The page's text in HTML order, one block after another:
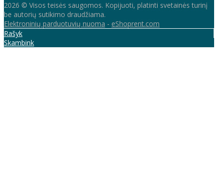
2026 © Visos teisės saugomos. Kopijuoti, platinti svetainės turinį
be autorių sutikimo draudžiama.
Elektroninių parduotuvių nuoma - eShoprent.com
Rašyk
Skambink